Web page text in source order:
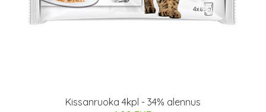
Kissanruoka 4kpl - 34% alennus